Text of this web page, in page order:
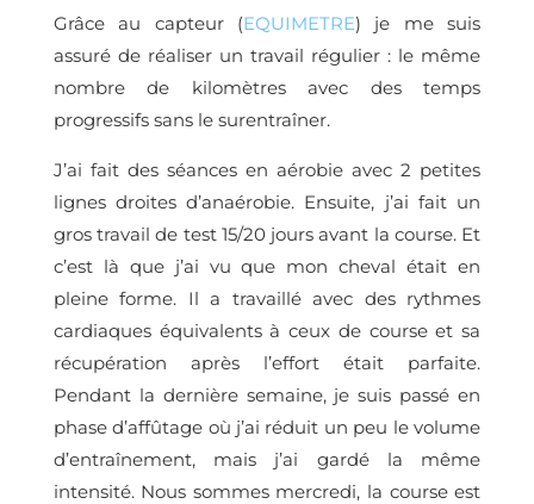
Grâce au capteur (EQUIMETRE) je me suis
assuré de réaliser un travail régulier : le même
nombre de kilomètres avec des temps
progressifs sans le surentraîner.
J’ai fait des séances en aérobie avec 2 petites
lignes droites d’anaérobie. Ensuite, j’ai fait un
gros travail de test 15/20 jours avant la course. Et
c’est là que j’ai vu que mon cheval était en
pleine forme. Il a travaillé avec des rythmes
cardiaques équivalents à ceux de course et sa
récupération après l’effort était parfaite.
Pendant la dernière semaine, je suis passé en
phase d’affûtage où j’ai réduit un peu le volume
d’entraînement, mais j’ai gardé la même
intensité. Nous sommes mercredi, la course est